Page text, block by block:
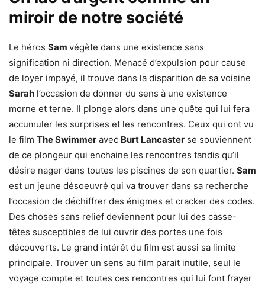
miroir de notre société
Le héros Sam végète dans une existence sans
signification ni direction. Menacé d’expulsion pour cause
de loyer impayé, il trouve dans la disparition de sa voisine
Sarah l’occasion de donner du sens à une existence
morne et terne. Il plonge alors dans une quête qui lui fera
accumuler les surprises et les rencontres. Ceux qui ont vu
le film The Swimmer avec Burt Lancaster se souviennent
de ce plongeur qui enchaine les rencontres tandis qu’il
désire nager dans toutes les piscines de son quartier. Sam
est un jeune désoeuvré qui va trouver dans sa recherche
l’occasion de déchiffrer des énigmes et cracker des codes.
Des choses sans relief deviennent pour lui des casse-
têtes susceptibles de lui ouvrir des portes une fois
découverts. Le grand intérêt du film est aussi sa limite
principale. Trouver un sens au film parait inutile, seul le
voyage compte et toutes ces rencontres qui lui font frayer